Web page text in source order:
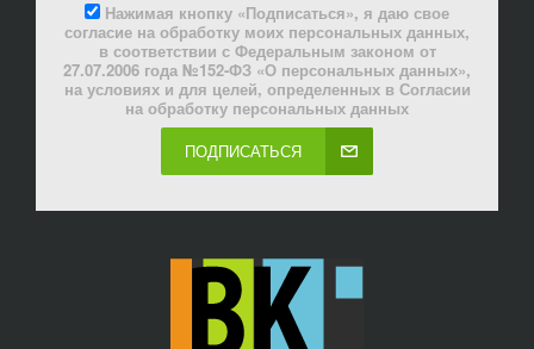
Нажимая кнопку «Подписаться», я даю свое
согласие на обработку моих персональных данных,
в соответствии с Федеральным законом от
27.07.2006 года №152-ФЗ «О персональных данных»,
на условиях и для целей, определенных в Согласии
на обработку персональных данных
ПОДПИСАТЬСЯ